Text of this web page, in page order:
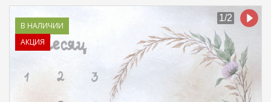
В НАЛИЧИИ
АКЦИЯ